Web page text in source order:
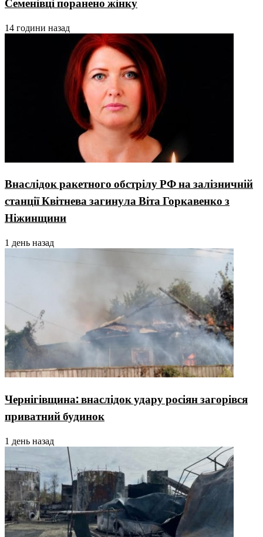
Семенівці поранено жінку
14 години назад
Внаслідок ракетного обстрілу РФ на залізничній
станції Квітнева загинула Віта Горкавенко з
Ніжинщини
1 день назад
Чернігівщина: внаслідок удару росіян загорівся
приватний будинок
1 день назад